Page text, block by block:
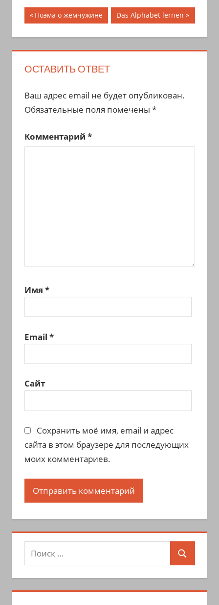
Навигация
по
записям
Предыдущая
запись;
Поэма о жемчужине
Следующая
запись:
Das Alphabet lernen
ОСТАВИТЬ ОТВЕТ
Ваш адрес email не будет опубликован.
Обязательные поля помечены *
Комментарий *
Имя *
Email *
Сайт
Сохранить моё имя, email и адрес
сайта в этом браузере для последующих
моих комментариев.
Поиск
для:
Поиск